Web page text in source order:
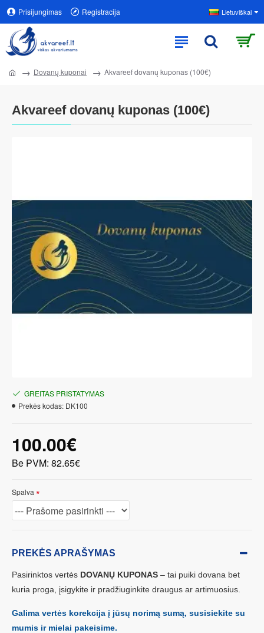
Prisijungimas Registracija Lietuviškai
Dovanų kuponai Akvareef dovanų kuponas (100€)
Akvareef dovanų kuponas (100€)
100.00€
Be PVM: 82.65€
GREITAS PRISTATYMAS
Prekės kodas: DK100
Spalva
PREKĖS APRAŠYMAS
Pasirinktos vertės DOVANŲ KUPONAS – tai puiki dovana bet
kuria proga, įsigykite ir pradžiuginkite draugus ar artimuosius.
Galima vertės korekcija į jūsų norimą sumą, susisiekite su
mumis ir mielai pakeisime.